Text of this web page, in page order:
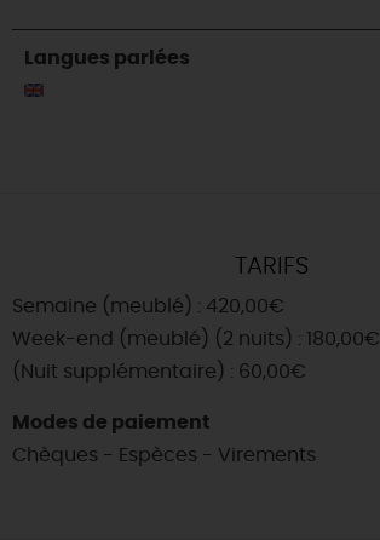
Langues parlées
TARIFS
Semaine (meublé) : 420,00€
Week-end (meublé) (2 nuits) : 180,00€
(Nuit supplémentaire) : 60,00€
Modes de paiement
Chèques - Espèces - Virements